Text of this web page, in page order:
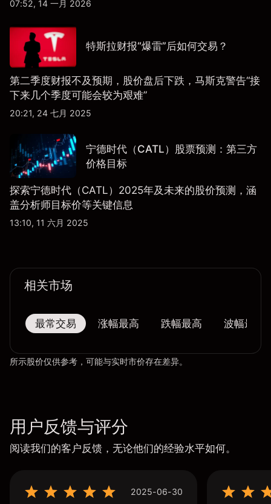
07:52, 14 一月 2026
特斯拉财报“爆雷”后如何交易？
第二季度财报不及预期，股价盘后下跌，马斯克警告“接
下来几个季度可能会较为艰难”
20:21, 24 七月 2025
宁德时代（CATL）股票预测：第三方
价格目标
探索宁德时代（CATL）2025年及未来的股价预测，涵
盖分析师目标价等关键信息
13:10, 11 六月 2025
相关市场
最常交易 涨幅最高 跌幅最高 波幅最大
所示股价仅供参考，可能与实时市价存在差异。
用户反馈与评分
阅读我们的客户反馈，无论他们的经验水平如何。
2025-06-30